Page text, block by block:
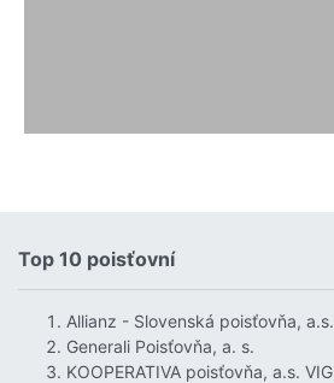
Top 10 poisťovní
Allianz - Slovenská poisťovňa, a.s.
Generali Poisťovňa, a. s.
KOOPERATIVA poisťovňa, a.s. VIG